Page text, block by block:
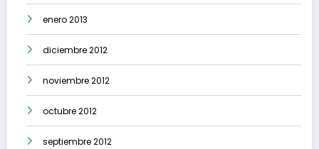
enero 2013
diciembre 2012
noviembre 2012
octubre 2012
septiembre 2012